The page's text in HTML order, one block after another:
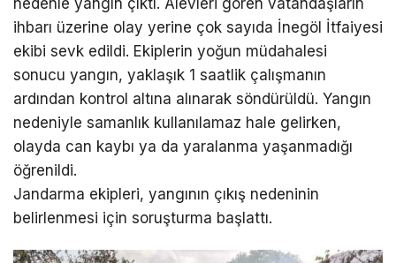
ihbarı üzerine olay yerine çok sayıda İnegöl İtfaiyesi
ekibi sevk edildi. Ekiplerin yoğun müdahalesi
sonucu yangın, yaklaşık 1 saatlik çalışmanın
ardından kontrol altına alınarak söndürüldü. Yangın
nedeniyle samanlık kullanılamaz hale gelirken,
olayda can kaybı ya da yaralanma yaşanmadığı
öğrenildi.
Jandarma ekipleri, yangının çıkış nedeninin
belirlenmesi için soruşturma başlattı.